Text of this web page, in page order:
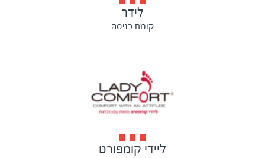
לידר
קומת כניסה
ליידי קומפורט